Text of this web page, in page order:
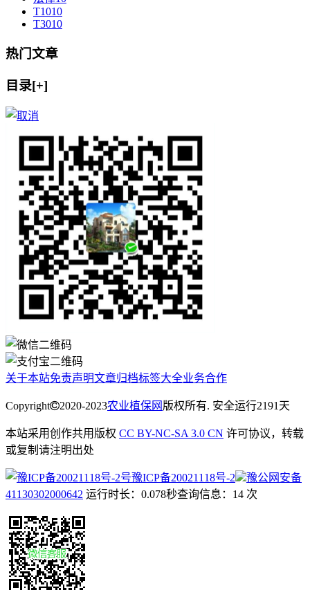
T1010
T3010
热门文章
目录[+]
关于本站免责声明文章归档标签大全业务合作
Copyright 2020-2023农业植保网 版权所有. 安全运行2191 天
本站采用创作共用版权 CC BY-NC-SA 3.0 CN 许可协议，转载
或复制请注明出处
豫ICP备20021118号-2
豫公网安备
41130302000642 运行时长：0.078秒查询信息：14 次